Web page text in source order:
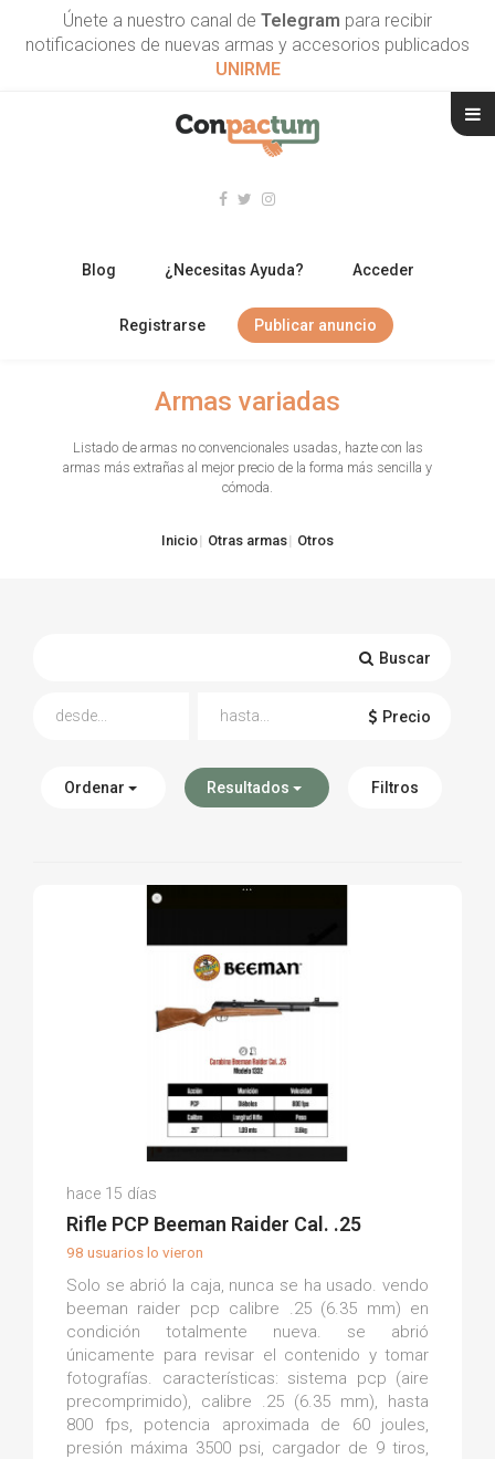
Únete a nuestro canal de Telegram para recibir
notificaciones de nuevas armas y accesorios publicados
UNIRME
Blog ¿Necesitas Ayuda? Acceder
Registrarse Publicar anuncio
Armas variadas
Listado de armas no convencionales usadas, hazte con las
armas más extrañas al mejor precio de la forma más sencilla y
cómoda.
Inicio Otras armas Otros
Buscar
Precio
Ordenar Resultados Filtros
Aldeir W.
hace 15 días
Rifle PCP Beeman Raider Cal. .25
98 usuarios lo vieron
Solo se abrió la caja, nunca se ha usado. vendo
beeman raider pcp calibre .25 (6.35 mm) en
condición totalmente nueva. se abrió
únicamente para revisar el contenido y tomar
fotografías. características: sistema pcp (aire
precomprimido), calibre .25 (6.35 mm), hasta
800 fps, potencia aproximada de 60 joules,
presión máxima 3500 psi, cargador de 9 tiros,